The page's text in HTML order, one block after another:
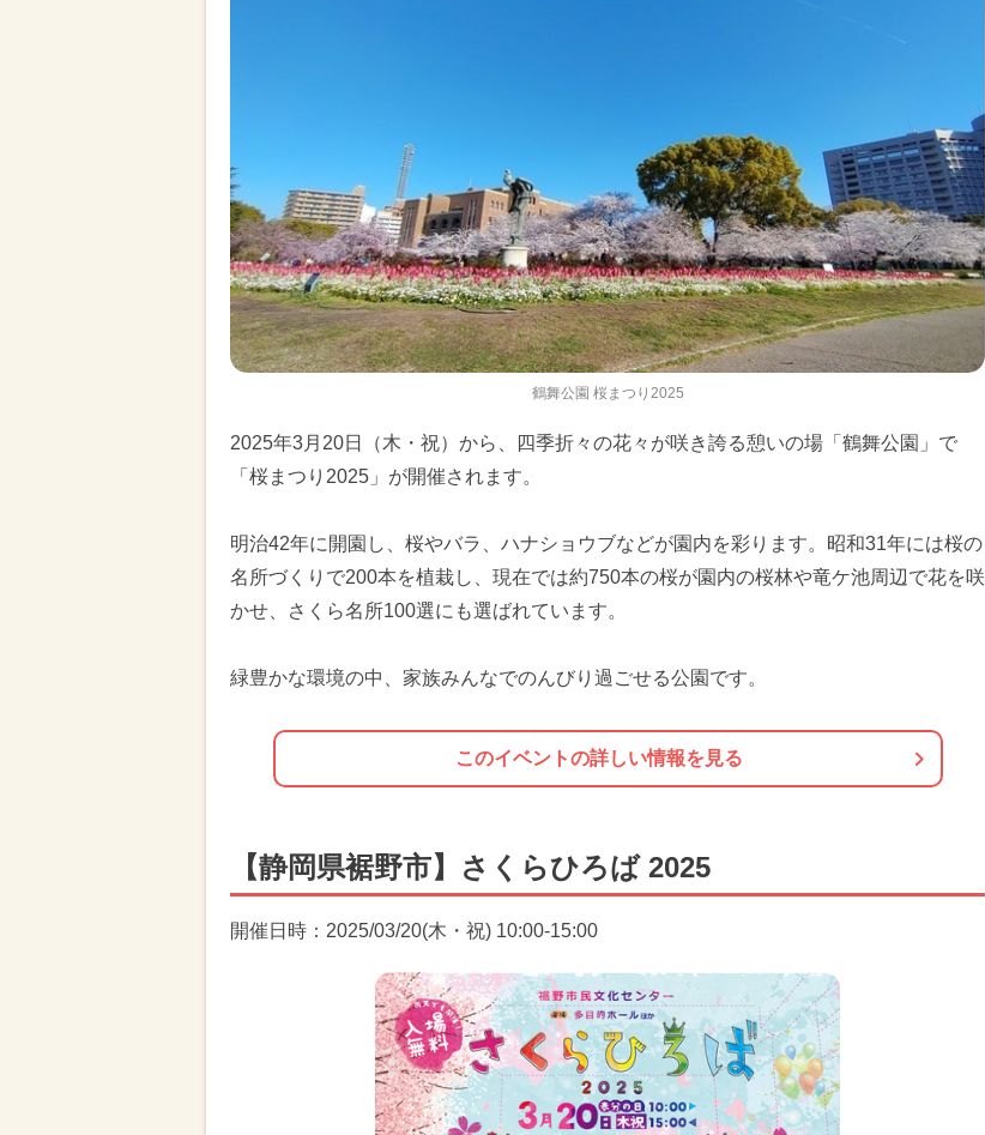
鶴舞公園 桜まつり2025
2025年3月20日（木・祝）から、四季折々の花々が咲き誇る憩いの場「鶴舞公園」で
「桜まつり2025」が開催されます。
明治42年に開園し、桜やバラ、ハナショウブなどが園内を彩ります。昭和31年には桜の
名所づくりで200本を植栽し、現在では約750本の桜が園内の桜林や竜ケ池周辺で花を咲
かせ、さくら名所100選にも選ばれています。
緑豊かな環境の中、家族みんなでのんびり過ごせる公園です。
このイベントの詳しい情報を見る
【静岡県裾野市】さくらひろば 2025
開催日時：2025/03/20(木・祝) 10:00-15:00